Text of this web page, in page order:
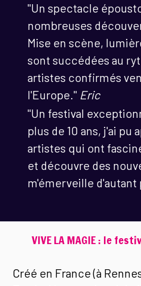
"Un spectacle
nombreuses
Mise en scène,
sont succédées au
artistes confirmés
l'Europe." Eric
"Un festival
plus de 10 ans, j'ai pu
artistes qui ont
et découvre des
m'émerveille d'autant
VIVE LA MAGIE : le
Créé en France (à